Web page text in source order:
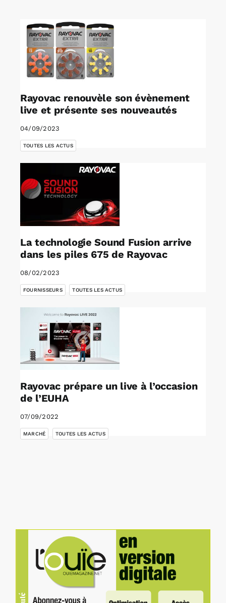
Rechercher:
Annonces emploi
Rayovac renouvèle son évènement
live et présente ses nouveautés
04/09/2023
TOUTES LES ACTUS
La technologie Sound Fusion arrive
dans les piles 675 de Rayovac
08/02/2023
FOURNISSEURS TOUTES LES ACTUS
Rayovac prépare un live à l’occasion
de l’EUHA
07/09/2022
MARCHÉ
,
TOUTES LES ACTUS